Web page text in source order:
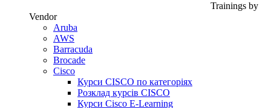
Trainings by
Vendor
Aruba
AWS
Barracuda
Brocade
Cisco
Курси CISCO по категоріях
Розклад курсів CISCO
Курси Cisco E-Learning